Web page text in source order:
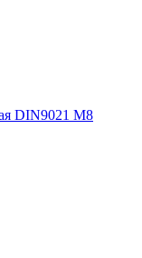
DIN9021 M8